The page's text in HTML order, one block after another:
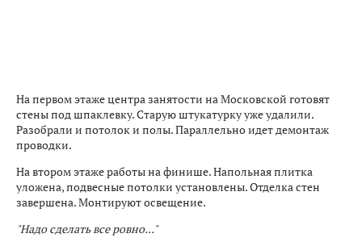
На первом этаже центра занятости на Московской готовят
стены под шпаклевку. Старую штукатурку уже удалили.
Разобрали и потолок и полы. Параллельно идет демонтаж
проводки.
На втором этаже работы на финише. Напольная плитка
уложена, подвесные потолки установлены. Отделка стен
завершена. Монтируют освещение.
"Надо сделать все ровно..."